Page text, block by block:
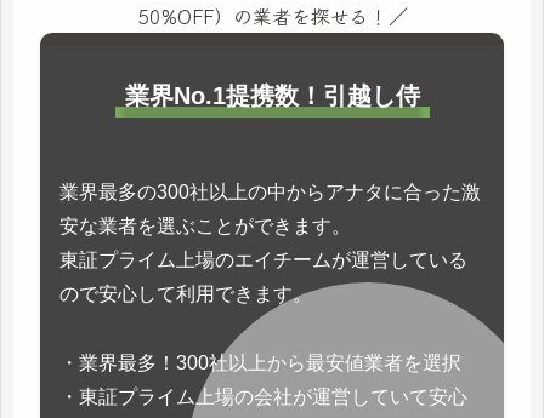
50%OFF）の業者を探せる！／
業界No.1提携数！引越し侍
業界最多の300社以上の中からアナタに合った激
安な業者を選ぶことができます。
東証プライム上場のエイチームが運営している
ので安心して利用できます。
・業界最多！300社以上から最安値業者を選択
・東証プライム上場の会社が運営していて安心